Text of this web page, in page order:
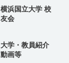
横浜国立大学 校
友会
大学・教員紹介
動画等